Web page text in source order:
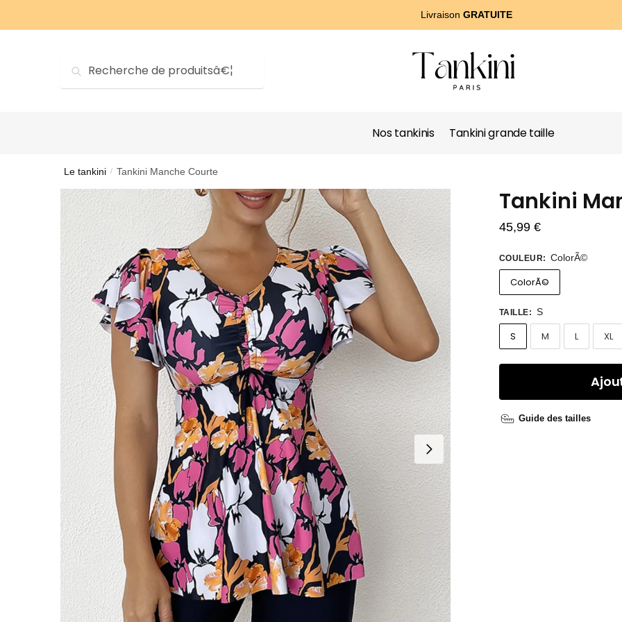
Livraison GRATUITE
pourÂ?:
Recherche
Nos tankinis Tankini grande taille
Le tankini / Tankini Manche Courte
Tankini
45,99 €
COULEUR: ColorÃ©
ColorÃ©
TAILLE: S
S M L XL
Guide des tailles